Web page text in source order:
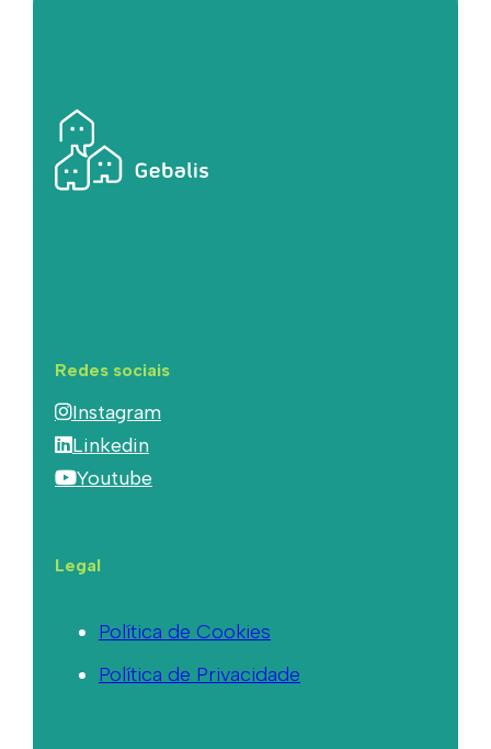
Redes sociais
Instagram
Linkedin
Youtube
Legal
Política de Cookies
Política de Privacidade